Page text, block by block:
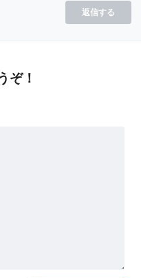
返信する
ぞ！